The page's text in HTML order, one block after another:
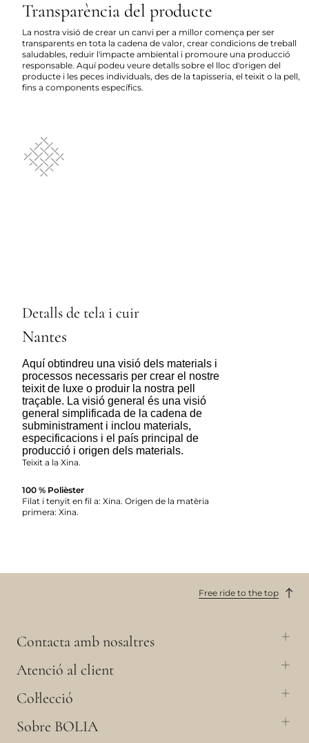
Transparència del producte
La nostra visió de crear un canvi per a millor comença per ser
transparents en tota la cadena de valor, crear condicions de treball
saludables, reduir l'impacte ambiental i promoure una producció
responsable. Aquí podeu veure detalls sobre el lloc d'origen del
producte i les peces individuals, des de la tapisseria, el teixit o la pell,
fins a components específics.
Detalls de tela i cuir
Nantes
Aquí obtindreu una visió dels materials i
processos necessaris per crear el nostre
teixit de luxe o produir la nostra pell
traçable. La visió general és una visió
general simplificada de la cadena de
subministrament i inclou materials,
especificacions i el país principal de
producció i origen dels materials.
Teixit a la Xina.
100 % Polièster
Filat i tenyit en fil a: Xina. Origen de la matèria
primera: Xina.
Free ride to the top
Contacta amb nosaltres
Atenció al client
Col·lecció
Sobre BOLIA